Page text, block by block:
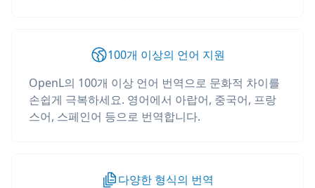
100개 이상의 언어 지원
OpenL의 100개 이상 언어 번역으로 문화적 차이를
손쉽게 극복하세요. 영어에서 아랍어, 중국어, 프랑
스어, 스페인어 등으로 번역합니다.
다양한 형식의 번역